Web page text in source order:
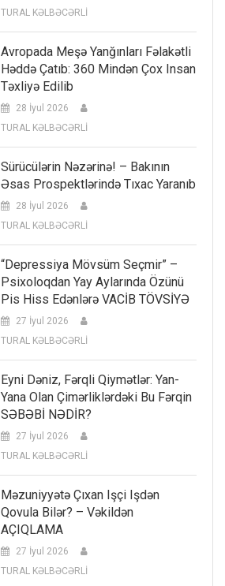
TURAL KƏLBƏCƏRLİ
Avropada Meşə Yanğınları Fəlakətli
Həddə Çatıb: 360 Mindən Çox Insan
Təxliyə Edilib
28 İyul 2026
TURAL KƏLBƏCƏRLİ
Sürücülərin Nəzərinə! – Bakının
Əsas Prospektlərində Tıxac Yaranıb
28 İyul 2026
TURAL KƏLBƏCƏRLİ
“Depressiya Mövsüm Seçmir” –
Psixoloqdan Yay Aylarında Özünü
Pis Hiss Edənlərə VACİB TÖVSİYƏ
27 İyul 2026
TURAL KƏLBƏCƏRLİ
Eyni Dəniz, Fərqli Qiymətlər: Yan-
Yana Olan Çimərliklərdəki Bu Fərqin
SƏBƏBİ NƏDİR?
27 İyul 2026
TURAL KƏLBƏCƏRLİ
Məzuniyyətə Çıxan Işçi Işdən
Qovula Bilər? – Vəkildən
AÇIQLAMA
27 İyul 2026
TURAL KƏLBƏCƏRLİ